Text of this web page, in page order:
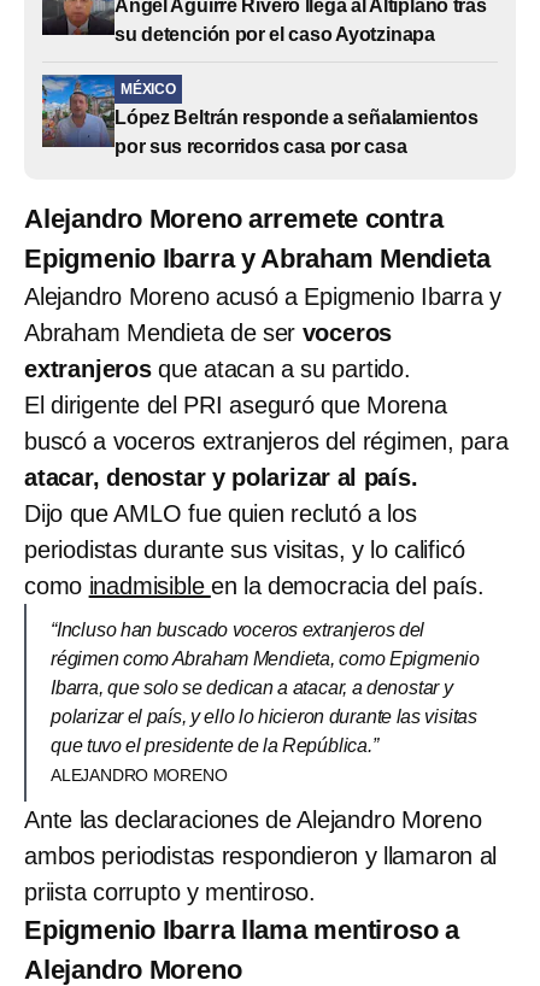
Ángel Aguirre Rivero llega al Altiplano tras
su detención por el caso Ayotzinapa
MÉXICO
López Beltrán responde a señalamientos
por sus recorridos casa por casa
Alejandro Moreno arremete contra
Epigmenio Ibarra y Abraham Mendieta
Alejandro Moreno acusó a Epigmenio Ibarra y
Abraham Mendieta de ser voceros
extranjerosque atacan a su partido.
El dirigente del PRI aseguró que Morena
buscó a voceros extranjeros del régimen, para
atacar, denostar y polarizar al país.
Dijo que AMLO fue quien reclutó a los
periodistas durante sus visitas, y lo calificó
como inadmisible en la democracia del país.
“Incluso han buscado voceros extranjeros del
régimen como Abraham Mendieta, como Epigmenio
Ibarra, que solo se dedican a atacar, a denostar y
polarizar el país, y ello lo hicieron durante las visitas
que tuvo el presidente de la República.”
ALEJANDRO MORENO
Ante las declaraciones de Alejandro Moreno
ambos periodistas respondieron y llamaron al
priista corrupto y mentiroso.
Epigmenio Ibarra llama mentiroso a
Alejandro Moreno